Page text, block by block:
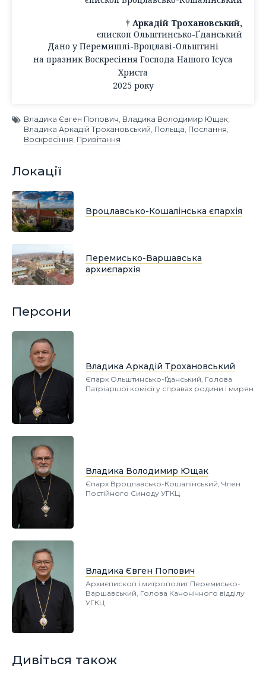
† Аркадій Трохановський,
єпископ Ольштинсько-Ґданський
Дано у Перемишлі-Вроцлаві-Ольштині
на празник Воскресіння Господа Нашого Ісуса
Христа
2025 року
Владика Євген Попович, Владика Володимир Ющак,
Владика Аркадій Трохановський, Польща, Послання,
Воскресіння, Привітання
Локації
Вроцлавсько-Кошалінська єпархія
Перемисько-Варшавська
архиєпархія
Персони
Владика Аркадій Трохановський
Єпарх Ольштинсько-Ґданський, Голова
Патріаршої комісії у справах родини і мирян
Владика Володимир Ющак
Єпарх Вроцлавсько-Кошалінський, Член
Постійного Синоду УГКЦ
Владика Євген Попович
Архиєпископ і митрополит Перемисько-
Варшавський, Голова Канонічного відділу
УГКЦ
Дивіться також